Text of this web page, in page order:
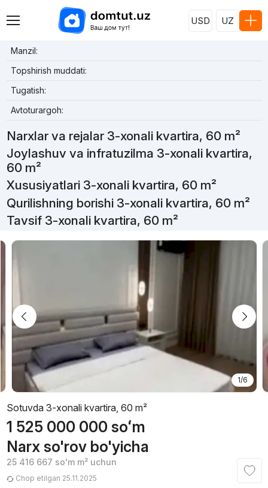
USD UZ
Manzil:
Topshirish muddati:
Tugatish:
Avtoturargoh:
Narxlar va rejalar 3-xonali kvartira, 60 m²
Joylashuv va infratuzilma 3-xonali kvartira,
60 m²
Xususiyatlari 3-xonali kvartira, 60 m²
Qurilishning borishi 3-xonali kvartira, 60 m²
Tavsif 3-xonali kvartira, 60 m²
1/6
Sotuvda 3-xonali kvartira, 60 m²
1 525 000 000 soʻm
Narx so'rov bo'yicha
25 416 667 soʻmm² uchun
Chop etilgan 25.11.2025